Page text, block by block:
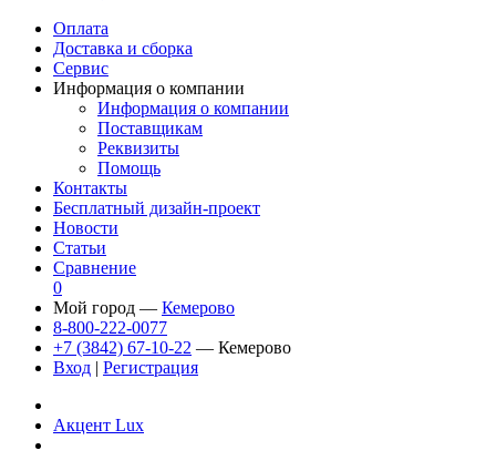
Оплата
Доставка и сборка
Сервис
Информация о компании
Информация о компании
Поставщикам
Реквизиты
Помощь
Контакты
Бесплатный дизайн-проект
Новости
Статьи
Сравнение
0
Мой город — Кемерово
8-800-222-0077
+7 (3842) 67-10-22 — Кемерово
Вход | Регистрация
Акцент Lux